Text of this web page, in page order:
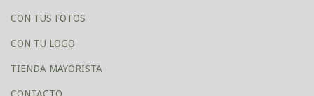
CON TUS FOTOS
CON TU LOGO
TIENDA MAYORISTA
CONTACTO